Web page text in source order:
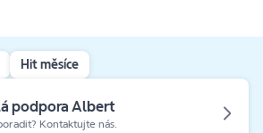
Hit měsíce
podpora Albert
Kontaktujte nás.